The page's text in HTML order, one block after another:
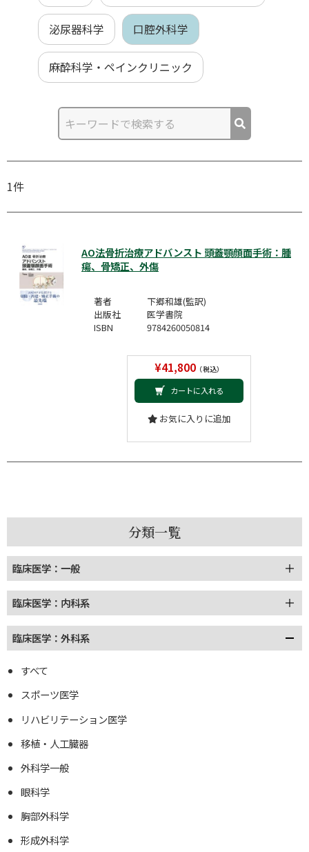
泌尿器科学 口腔外科学
麻酔科学・ペインクリニック
1件
AO法骨折治療アドバンスト 頭蓋顎顔面手術：腫
瘍、骨矯正、外傷
著者
下郷和雄(監訳)
出版社
医学書院
ISBN
9784260050814
¥41,800 （税込）
カートに入れる
お気に入りに追加
分類一覧
臨床医学：一般
臨床医学：内科系
臨床医学：外科系
すべて
スポーツ医学
リハビリテーション医学
移植・人工臓器
外科学一般
眼科学
胸部外科学
形成外科学